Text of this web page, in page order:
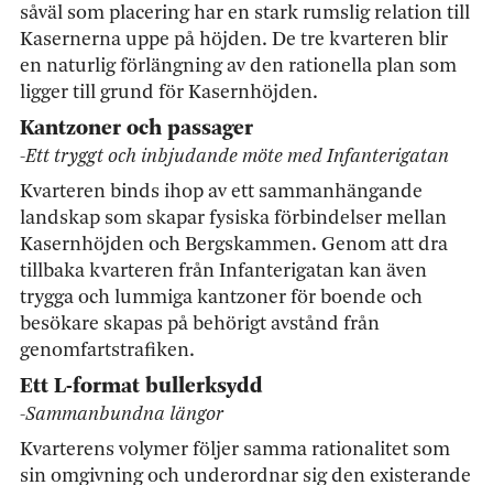
såväl som placering har en stark rumslig relation till
Kasernerna uppe på höjden. De tre kvarteren blir
en naturlig förlängning av den rationella plan som
ligger till grund för Kasernhöjden.
Kantzoner och passager
-Ett tryggt och inbjudande möte med Infanterigatan
Kvarteren binds ihop av ett sammanhängande
landskap som skapar fysiska förbindelser mellan
Kasernhöjden och Bergskammen. Genom att dra
tillbaka kvarteren från Infanterigatan kan även
trygga och lummiga kantzoner för boende och
besökare skapas på behörigt avstånd från
genomfartstrafiken.
Ett L-format bullerksydd
-Sammanbundna längor
Kvarterens volymer följer samma rationalitet som
sin omgivning och underordnar sig den existerande